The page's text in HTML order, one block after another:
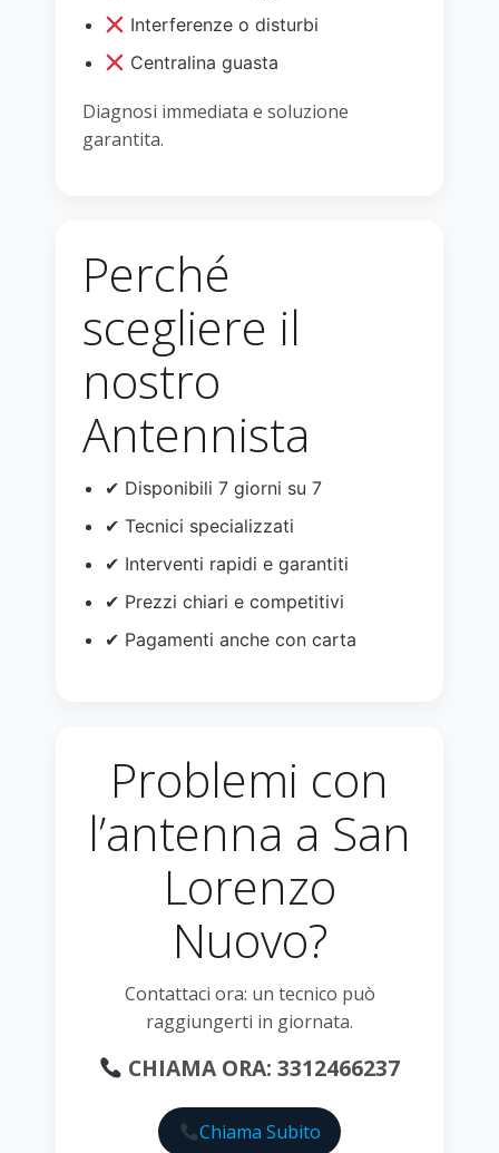
Interferenze o disturbi
Centralina guasta
Diagnosi immediata e soluzione
garantita.
Perché
scegliere il
nostro
Antennista
✔ Disponibili 7 giorni su 7
✔ Tecnici specializzati
✔ Interventi rapidi e garantiti
✔ Prezzi chiari e competitivi
✔ Pagamenti anche con carta
Problemi con
l’antenna a San
Lorenzo
Nuovo?
Contattaci ora: un tecnico può
raggiungerti in giornata.
CHIAMA ORA: 3312466237
Chiama Subito